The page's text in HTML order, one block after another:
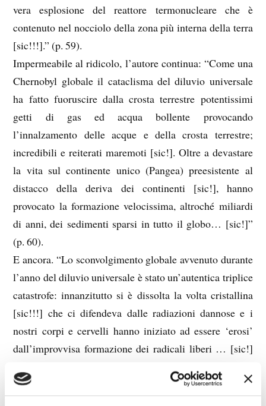
vera esplosione del reattore termonucleare che è
contenuto nel nocciolo della zona più interna della terra
[sic!!!].” (p. 59).
Impermeabile al ridicolo, l’autore continua: “Come una
Chernobyl globale il cataclisma del diluvio universale
ha fatto fuoruscire dalla crosta terrestre potentissimi
getti di gas ed acqua bollente provocando
l’innalzamento delle acque e della crosta terrestre;
incredibili e reiterati maremoti [sic!]. Oltre a devastare
la vita sul continente unico (Pangea) preesistente al
distacco della deriva dei continenti [sic!], hanno
provocato la formazione velocissima, altroché miliardi
di anni, dei sedimenti sparsi in tutto il globo… [sic!]”
(p. 60).
E ancora. “Lo sconvolgimento globale avvenuto durante
l’anno del diluvio universale è stato un’autentica triplice
catastrofe: innanzitutto si è dissolta la volta cristallina
[sic!!!] che ci difendeva dalle radiazioni dannose e i
nostri corpi e cervelli hanno iniziato ad essere ‘erosi’
dall’improvvisa formazione dei radicali liberi … [sic!]
universale provoca il crescente indebolimento del